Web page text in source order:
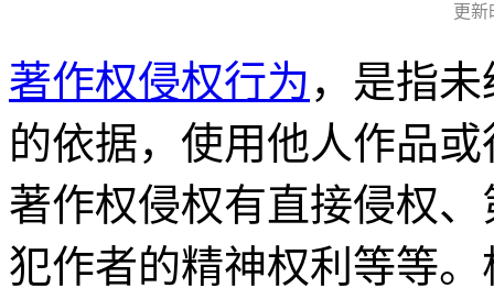
更新
著作权侵权行为 ，是指
的依据，使用他人作品
著作权侵权有直接侵权
犯作者的精神权利等等